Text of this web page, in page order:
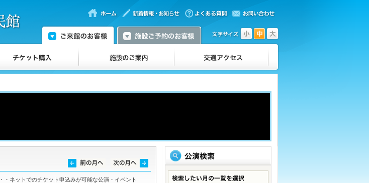
・・ネットでのチケット申込みが可能な公演・イベント